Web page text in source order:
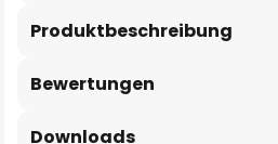
Produktbeschreibung
Bewertungen
Downloads